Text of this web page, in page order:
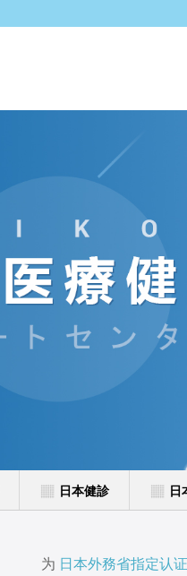
日本健診 日
为 日本外務省指定认